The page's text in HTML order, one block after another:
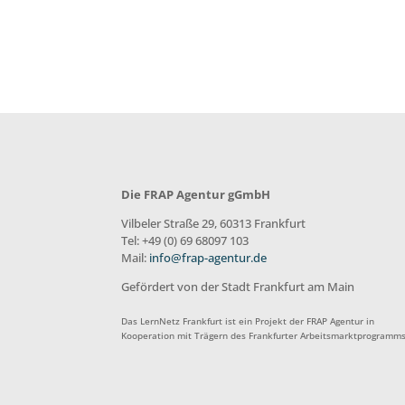
Die FRAP Agentur gGmbH
Vilbeler Straße 29, 60313 Frankfurt
Tel: +49 (0) 69 68097 103
Mail: info@frap-agentur.de
Gefördert von der Stadt Frankfurt am Main
Das LernNetz Frankfurt ist ein Projekt der FRAP Agentur in
Kooperation mit Trägern des Frankfurter